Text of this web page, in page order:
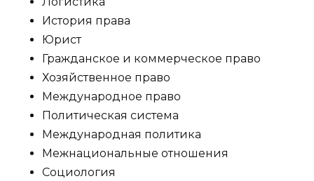
История права
Юрист
Гражданское и коммерческое право
Хозяйственное право
Международное право
Политическая система
Международная политика
Межнациональные отношения
Социология